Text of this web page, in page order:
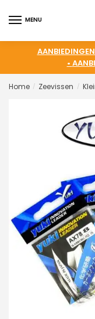
MENU
•
Home / Zeevissen /